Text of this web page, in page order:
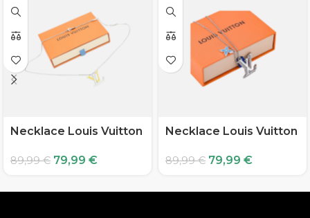
Necklace Louis Vuitton
89,99€ 79,99 €
Necklace Louis Vuitton
89,99€ 79,99 €